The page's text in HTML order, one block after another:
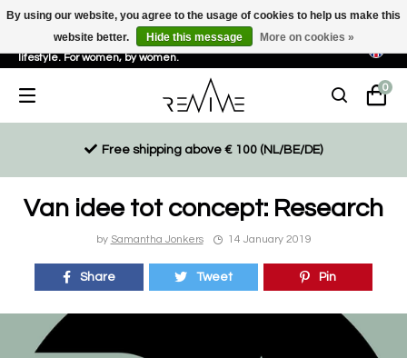
Sustainable, eco-friendly and ethically driven products for an active
lifestyle. For women, by women.
0
Free shipping above € 100 (NL/BE/DE)
Van idee tot concept: Research
by Samantha Jonkers 14 January 2019
Share Tweet Pin
By using our website, you agree to the usage of cookies to help us make this
website better.
Hide this message More on cookies »